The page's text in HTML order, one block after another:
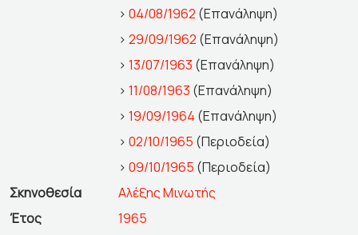
> 04/08/1962 (Επανάληψη)
> 29/09/1962 (Επανάληψη)
> 13/07/1963 (Επανάληψη)
> 11/08/1963 (Επανάληψη)
> 19/09/1964 (Επανάληψη)
> 02/10/1965 (Περιοδεία)
> 09/10/1965 (Περιοδεία)
Σκηνοθεσία
Αλέξης Μινωτής
Έτος
1965